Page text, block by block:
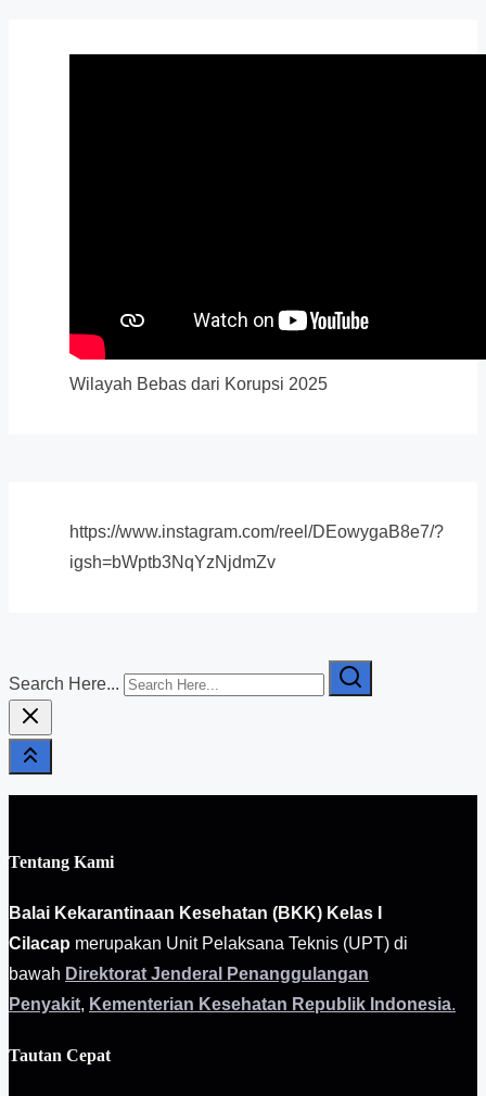
Wilayah Bebas dari Korupsi 2025
https://www.instagram.com/reel/DEowygaB8e7/?
igsh=bWptb3NqYzNjdmZv
Search Here...
Tentang Kami
Balai Kekarantinaan Kesehatan (BKK) Kelas I
Cilacap merupakan Unit Pelaksana Teknis (UPT) di
bawah Direktorat Jenderal Penanggulangan
Penyakit, Kementerian Kesehatan Republik Indonesia.
Tautan Cepat